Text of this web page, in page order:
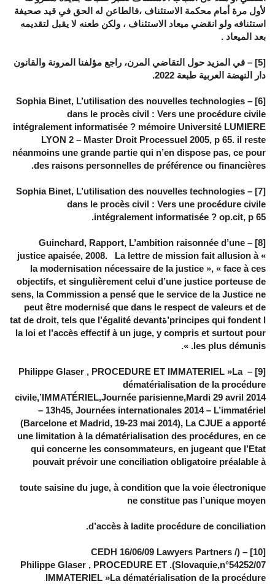
لأول مرة أمام محكمة الاستئناف ،فالطاعن له الحق في قيد صحيفة
استئنافه ولو انقضي ميعاد الاستئناف ، ولكن طعنه لا يقبل لتقديمه
بعد الميعاد .
[5] – في المزيد حول التقاضي المرن، راجع مؤلفنا المرونة والقانون
دار النهضة العربية طبعة 2022.
[6] – Sophia Binet, L’utilisation des nouvelles technologies
dans le procès civil : Vers une procédure civile
intégralement informatisée ? mémoire Université LUMIERE
LYON 2 – Master Droit Processuel 2005, p 65. il reste
néanmoins une grande partie qui n’en dispose pas, ce pour
des raisons personnelles de préférence ou financières.
[7] – Sophia Binet, L’utilisation des nouvelles technologies
dans le procès civil : Vers une procédure civile
intégralement informatisée ? op.cit, p 65.
[8] – Guinchard, Rapport, L’ambition raisonnée d’une
justice apaisée, 2008. La lettre de mission fait allusion à «
la modernisation nécessaire de la justice », « face à ces
objectifs, et singulièrement celui d’une justice porteuse de
sens, la Commission a pensé que le service de la Justice ne
peut être modernisé que dans le respect de valeurs et de
principes qui fondent l’ةtat de droit, tels que l’égalité devant
la loi et l’accès effectif à un juge, y compris et surtout pour
les plus démunis. ».
[9] – Philippe Glaser , PROCEDURE ET IMMATERIEL »La
dématérialisation de la procédure
civile,’IMMATÉRIEL,Journée parisienne,Mardi 29 avril 2014
– 13h45, Journées internationales 2014 – L’immatériel
(Barcelone et Madrid, 19-23 mai 2014), La CJUE a apporté
une limitation à la dématérialisation des procédures, en ce
qui concerne les consommateurs, en jugeant que l’Etat
pouvait prévoir une conciliation obligatoire préalable à
toute saisine du juge, à condition que la voie électronique
ne constitue pas l’unique moyen
d’accès à ladite procédure de conciliation.
[10] – (CEDH 16/06/09 Lawyers Partners /
Slovaquie,n°54252/07). Philippe Glaser , PROCEDURE ET
IMMATERIEL »La dématérialisation de la procédure